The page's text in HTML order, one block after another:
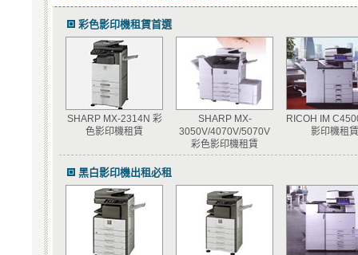
彩色影印機租賃首選
SHARP MX-2314N 彩
色影印機租賃
SHARP MX-
3050V/4070V/5070V
彩色影印機租賃
RICOH IM
影印機租賃
黑白影印機出租必租